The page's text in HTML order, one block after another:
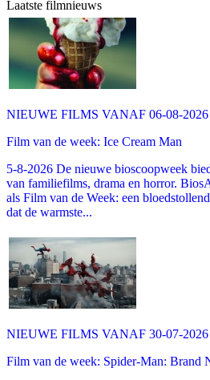
Laatste filmnieuws
NIEUWE FILMS VANAF 06-08-2026
Film van de week: Ice Cream Man
5-8-2026 De nieuwe bioscoopweek
van familiefilms, drama en horror.
als Film van de Week: een
dat de warmste...
NIEUWE FILMS VANAF 30-07-2026
Film van de week: Spider-Man: Brand